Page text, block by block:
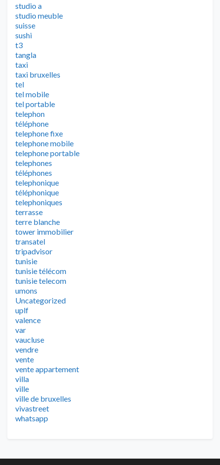
studio a
studio meuble
suisse
sushi
t3
tangla
taxi
taxi bruxelles
tel
tel mobile
tel portable
telephon
téléphone
telephone fixe
telephone mobile
telephone portable
telephones
téléphones
telephonique
téléphonique
telephoniques
terrasse
terre blanche
tower immobilier
transatel
tripadvisor
tunisie
tunisie télécom
tunisie telecom
umons
Uncategorized
uplf
valence
var
vaucluse
vendre
vente
vente appartement
villa
ville
ville de bruxelles
vivastreet
whatsapp